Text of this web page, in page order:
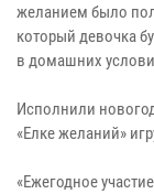
желанием было
который девочка
в домашних
Исполнили
«Елке желаний»
«Ежегодное